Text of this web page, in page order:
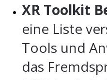
XR Toolkit
eine Liste
Tools und
das